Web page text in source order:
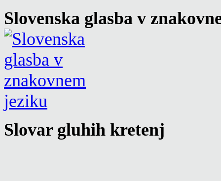
Slovenska glasba v
Slovar gluhih kretenj